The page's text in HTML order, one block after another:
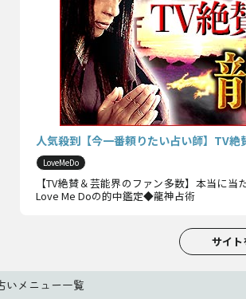
人気殺到【今一番頼りたい占い師】TV
LoveMeDo
【TV絶賛＆芸能界のファン多数】本当に
Love Me Doの的中鑑定◆龍神占術
サイト
いメニュー一覧